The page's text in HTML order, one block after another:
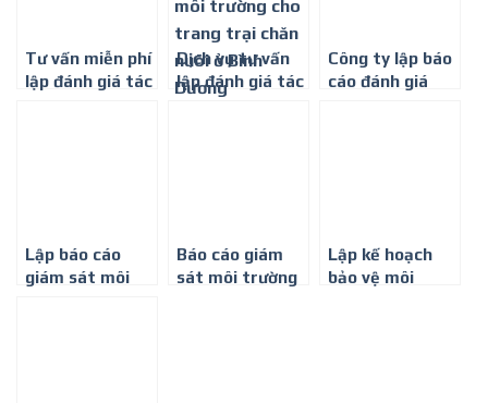
Tư vấn miễn phí
lập đánh giá tác
Dịch vụ tư vấn
lập đánh giá tác
Công ty lập báo
cáo đánh giá
Lập báo cáo
giám sát môi
Báo cáo giám
sát môi trường
Lập kế hoạch
bảo vệ môi